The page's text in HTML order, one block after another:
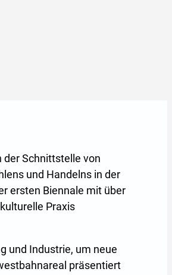
Schnittstelle von
und Handelns in der
ersten Biennale mit über
Praxis
und Industrie, um neue
präsentiert